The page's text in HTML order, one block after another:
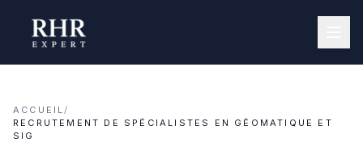
ACCUEIL/
RECRUTEMENT DE SPÉCIALISTES EN GÉOMATIQUE ET
SIG